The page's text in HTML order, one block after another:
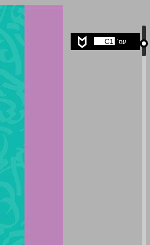
العربيّةُ لغتُنا – الصفُّ الحاديَ عشرَ ... 0